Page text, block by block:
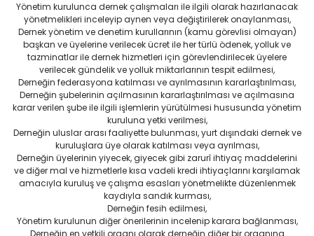
Yönetim kurulunca dernek çalışmaları ile ilgili olarak hazırlanacak
yönetmelikleri inceleyip aynen veya değiştirilerek onaylanması,
Dernek yönetim ve denetim kurullarının (kamu görevlisi olmayan)
başkan ve üyelerine verilecek ücret ile her türlü ödenek, yolluk ve
tazminatlar ile dernek hizmetleri için görevlendirilecek üyelere
verilecek gündelik ve yolluk miktarlarının tespit edilmesi,
Derneğin federasyona katılması ve ayrılmasının kararlaştırılması,
Derneğin şubelerinin açılmasının kararlaştırılması ve açılmasına
karar verilen şube ile ilgili işlemlerin yürütülmesi hususunda yönetim
kuruluna yetki verilmesi,
Derneğin uluslar arası faaliyette bulunması, yurt dışındaki dernek ve
kuruluşlara üye olarak katılması veya ayrılması,
Derneğin üyelerinin yiyecek, giyecek gibi zarurî ihtiyaç maddelerini
ve diğer mal ve hizmetlerle kısa vadeli kredi ihtiyaçlarını karşılamak
amacıyla kuruluş ve çalışma esasları yönetmelikte düzenlenmek
kaydıyla sandık kurması,
Derneğin fesih edilmesi,
Yönetim kurulunun diğer önerilerinin incelenip karara bağlanması,
Derneğin en yetkili organı olarak derneğin diğer bir organına